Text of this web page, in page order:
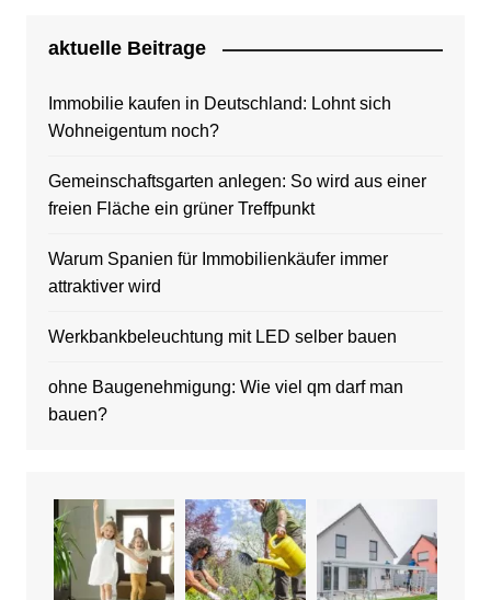
aktuelle Beitrage
Immobilie kaufen in Deutschland: Lohnt sich
Wohneigentum noch?
Gemeinschaftsgarten anlegen: So wird aus einer
freien Fläche ein grüner Treffpunkt
Warum Spanien für Immobilienkäufer immer
attraktiver wird
Werkbankbeleuchtung mit LED selber bauen
ohne Baugenehmigung: Wie viel qm darf man
bauen?